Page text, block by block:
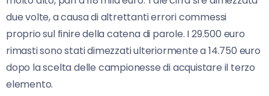
due volte, a causa di altrettanti errori commessi
proprio sul finire della catena di parole. I 29.500 euro
rimasti sono stati dimezzati ulteriormente a 14.750 euro
dopo la scelta delle campionesse di acquistare il terzo
elemento.